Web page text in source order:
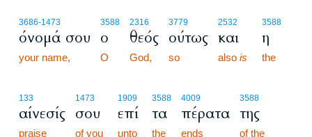
3686-1473
όνομά σου
your name,
3588
ο
O
2316
θεός
God,
3779
ούτως
so
2532
και
also is
3588
η
the
133
αίνεσίς
praise
1473
σου
of you
1909
επί
unto
3588
τα
the
4009
πέρατα
ends
3588
της
of the